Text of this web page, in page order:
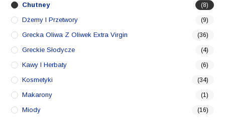
Chutney (8)
Dżemy I Przetwory (9)
Grecka Oliwa Z Oliwek Extra Virgin (36)
Greckie Słodycze (4)
Kawy I Herbaty (6)
Kosmetyki (34)
Makarony (1)
Miody (16)